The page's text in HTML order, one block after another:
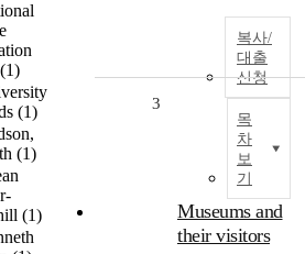
(1)
(1)
(1)
(1)
복사/
대출
신청
목
차
보
기
3
Museums and
their visitors